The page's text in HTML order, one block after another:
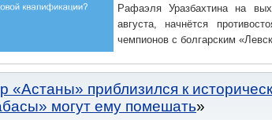
Рафаэля Уразбахтина на
августа, начнётся
чемпионов с болгарским
«Астаны» приблизился к
могут ему помешать